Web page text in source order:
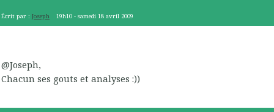
Écrit par : Joseph 19h10 -samedi 18 avril 2009
@Joseph,
Chacun ses gouts et analyses :))